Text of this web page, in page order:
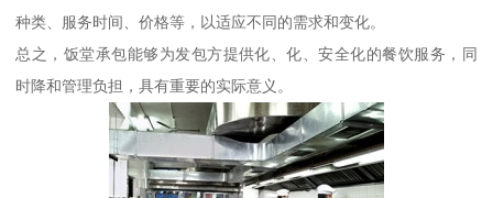
种类、服务时间、价格等，以适应不同的需求和变化。
总之，饭堂承包能够为发包方提供化、化、安全化的餐饮服务，同
时降和管理负担，具有重要的实际意义。